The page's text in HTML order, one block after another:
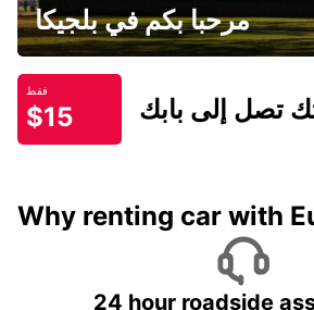
مرحبا بكم في بلجيكا
فقط
$15 تصل إلى بابك
Why renting car with
24 hour roadside